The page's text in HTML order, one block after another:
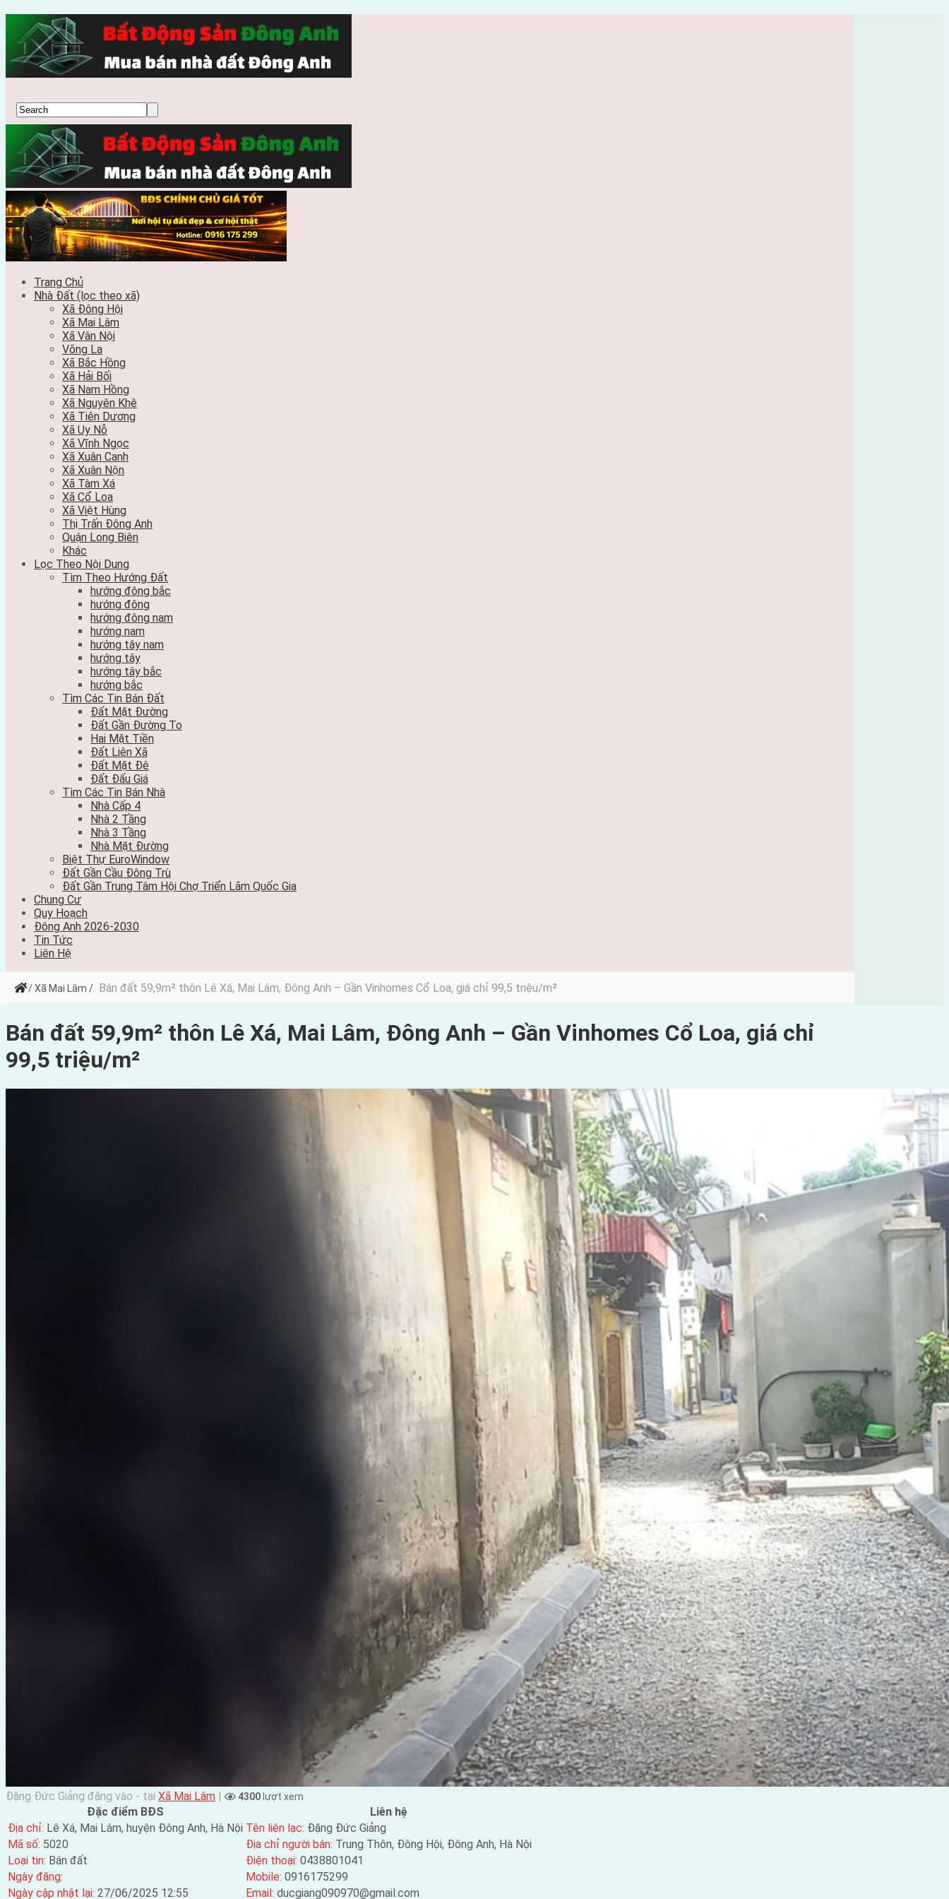
Trang Chủ
Nhà Đất (lọc theo xã)
Xã Đông Hội
Xã Mai Lâm
Xã Vân Nội
Võng La
Xã Bắc Hồng
Xã Hải Bối
Xã Nam Hồng
Xã Nguyên Khê
Xã Tiên Dương
Xã Uy Nỗ
Xã Vĩnh Ngọc
Xã Xuân Canh
Xã Xuân Nộn
Xã Tàm Xá
Xã Cổ Loa
Xã Việt Hùng
Thị Trấn Đông Anh
Quận Long Biên
Khác
Lọc Theo Nội Dung
Tìm Theo Hướng Đất
hướng đông bắc
hướng đông
hướng đông nam
hướng nam
hướng tây nam
hướng tây
hướng tây bắc
hướng bắc
Tìm Các Tin Bán Đất
Đất Mặt Đường
Đất Gần Đường To
Hai Mặt Tiền
Đất Liên Xã
Đất Mặt Đê
Đất Đấu Giá
Tìm Các Tin Bán Nhà
Nhà Cấp 4
Nhà 2 Tầng
Nhà 3 Tầng
Nhà Mặt Đường
Biệt Thự EuroWindow
Đất Gần Cầu Đông Trù
Đất Gần Trung Tâm Hội Chợ Triển Lãm Quốc Gia
Chung Cư
Quy Hoạch
Đông Anh 2026-2030
Tin Tức
Liên Hệ
/ Xã Mai Lâm / Bán đất 59,9m² thôn Lê Xá, Mai Lâm, Đông Anh – Gần Vinhomes Cổ Loa, giá chỉ 99,5 triệu/m²
Bán đất 59,9m² thôn Lê Xá, Mai Lâm, Đông Anh – Gần Vinhomes Cổ Loa, giá chỉ
99,5 triệu/m²
Đặng Đức Giảng đăng vào - tại Xã Mai Lâm | 4300 lượt xem
Đặc điểm BĐS
Liên hệ
Địa chỉ: Lê Xá, Mai Lâm, huyện Đông Anh, Hà Nội Tên liên lạc: Đặng Đức Giảng
Mã số: 5020 Địa chỉ người bán: Trung Thôn, Đông Hội, Đông Anh, Hà Nội
Loại tin: Bán đất Điện thoại: 0438801041
Ngày đăng:
Mobile: 0916175299
Ngày cập nhật lại: 27/06/2025 12:55 Email: ducgiang090970@gmail.com